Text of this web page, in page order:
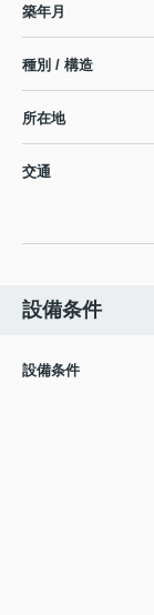
築年月
種別 / 構造
所在地
交通
設備条件
設備条件